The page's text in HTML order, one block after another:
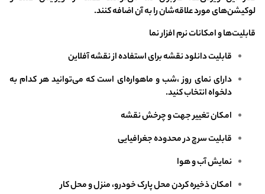
لوکیشن‌های مورد علاقه‌شان را به آن اضافه کنند.
قابلیت‌ها و امکانات نرم افزار نما
قابلیت دانلود نقشه برای استفاده از نقشه آفلاین
دارای نمای روز ،شب و ماهواره‌ای است که می‌توانید هر کدام به
دلخواه انتخاب کنید.
امکان تغییر جهت و چرخش نقشه
قابلیت سرچ در محدوده جغرافیایی
نمایش آب و هوا
امکان ذخیره کردن محل پارک خودرو، منزل و محل کار